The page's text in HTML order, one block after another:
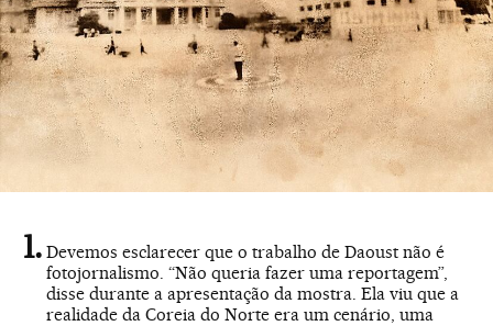
Devemos esclarecer que o trabalho de Daoust não é
fotojornalismo. “Não queria fazer uma reportagem”,
disse durante a apresentação da mostra. Ela viu que a
realidade da Coreia do Norte era um cenário, uma